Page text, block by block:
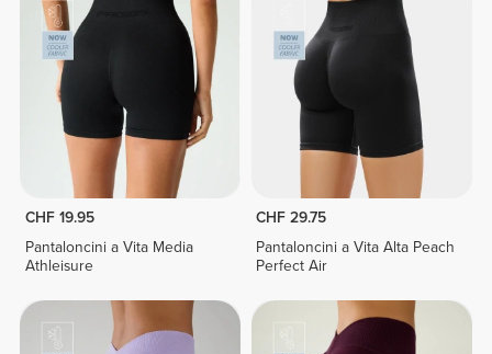
CHF 19.95
Pantaloncini a Vita Media
Athleisure
CHF 29.75
Pantaloncini a Vita Alta Peach
Perfect Air